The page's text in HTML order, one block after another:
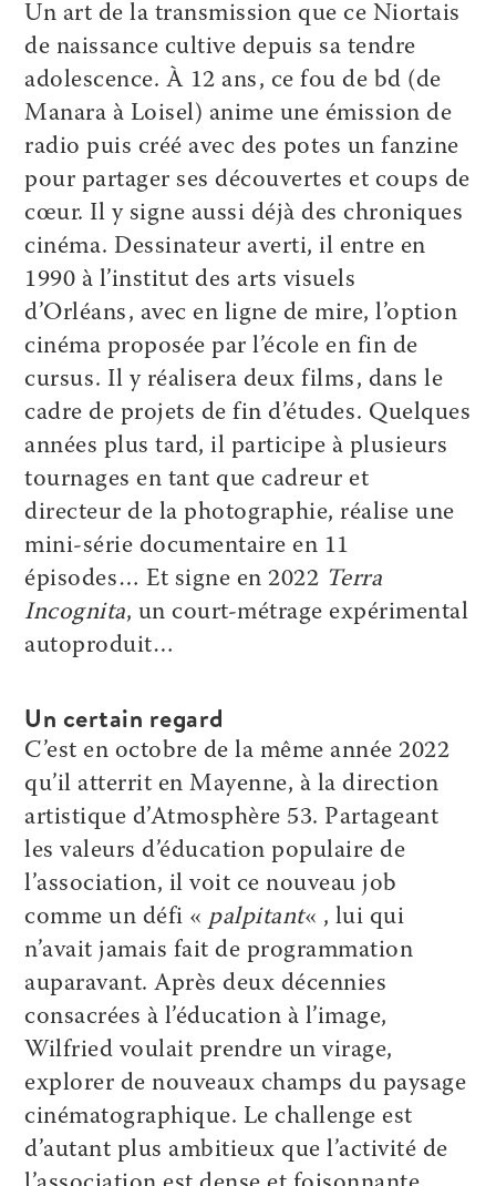
Un art de la transmission que ce Niortais
de naissance cultive depuis sa tendre
adolescence. À 12 ans, ce fou de bd (de
Manara à Loisel) anime une émission de
radio puis créé avec des potes un fanzine
pour partager ses découvertes et coups de
cœur. Il y signe aussi déjà des chroniques
cinéma. Dessinateur averti, il entre en
1990 à l’institut des arts visuels
d’Orléans, avec en ligne de mire, l’option
cinéma proposée par l’école en fin de
cursus. Il y réalisera deux films, dans le
cadre de projets de fin d’études. Quelques
années plus tard, il participe à plusieurs
tournages en tant que cadreur et
directeur de la photographie, réalise une
mini-série documentaire en 11
épisodes… Et signe en 2022 Terra
Incognita, un court-métrage expérimental
autoproduit…
Un certain regard
C’est en octobre de la même année 2022
qu’il atterrit en Mayenne, à la direction
artistique d’Atmosphère 53. Partageant
les valeurs d’éducation populaire de
l’association, il voit ce nouveau job
comme un défi « palpitant« , lui qui
n’avait jamais fait de programmation
auparavant. Après deux décennies
consacrées à l’éducation à l’image,
Wilfried voulait prendre un virage,
explorer de nouveaux champs du paysage
cinématographique. Le challenge est
d’autant plus ambitieux que l’activité de